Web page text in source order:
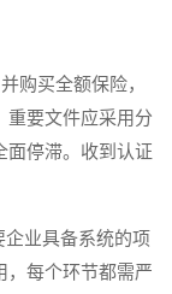
购买全额保险，
重要文件应采用分
面停滞。收到认证
业具备系统的项
，每个环节都需严